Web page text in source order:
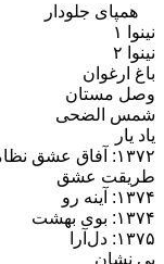
همپای جلودار
نینوا ۱
نینوا ۲
باغ ارغوان
وصل مستان
شمس الضحی
یاد یار
۱۳۷۲: آفاق عشق نظامی (خسرو شیرین، لیلی مجنون)
طریقت عشق
۱۳۷۴: آینه رو
۱۳۷۴: بوی بهشت
۱۳۷۵: دل‌آرا
بی نشان